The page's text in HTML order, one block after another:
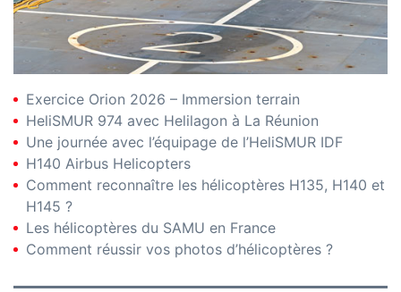
Exercice Orion 2026 – Immersion terrain
HeliSMUR 974 avec Helilagon à La Réunion
Une journée avec l’équipage de l’HeliSMUR IDF
H140 Airbus Helicopters
Comment reconnaître les hélicoptères H135, H140 et
H145 ?
Les hélicoptères du SAMU en France
Comment réussir vos photos d’hélicoptères ?